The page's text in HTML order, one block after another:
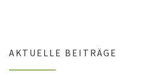
AKTUELLE BEITRÄGE